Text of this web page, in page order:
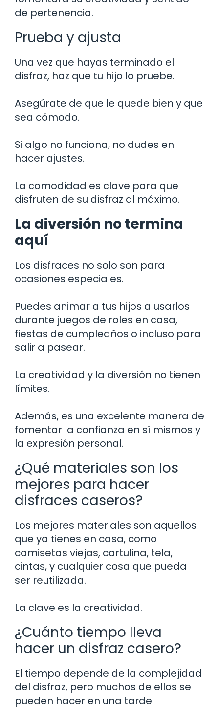
de pertenencia.
Prueba y ajusta
Una vez que hayas terminado el
disfraz, haz que tu hijo lo pruebe.
Asegúrate de que le quede bien y que
sea cómodo.
Si algo no funciona, no dudes en
hacer ajustes.
La comodidad es clave para que
disfruten de su disfraz al máximo.
La diversión no termina
aquí
Los disfraces no solo son para
ocasiones especiales.
Puedes animar a tus hijos a usarlos
durante juegos de roles en casa,
fiestas de cumpleaños o incluso para
salir a pasear.
La creatividad y la diversión no tienen
límites.
Además, es una excelente manera de
fomentar la confianza en sí mismos y
la expresión personal.
¿Qué materiales son los
mejores para hacer
disfraces caseros?
Los mejores materiales son aquellos
que ya tienes en casa, como
camisetas viejas, cartulina, tela,
cintas, y cualquier cosa que pueda
ser reutilizada.
La clave es la creatividad.
¿Cuánto tiempo lleva
hacer un disfraz casero?
El tiempo depende de la complejidad
del disfraz, pero muchos de ellos se
pueden hacer en una tarde.